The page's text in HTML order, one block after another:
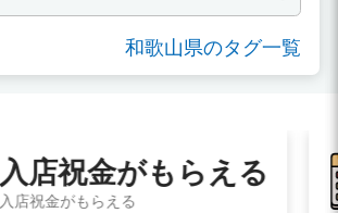
和歌山県のタグ一覧
入店祝金がもらえる
入店祝金がもらえる